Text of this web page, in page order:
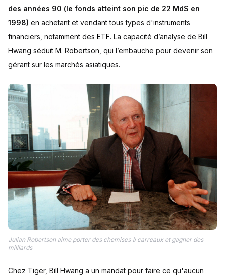
des années 90 (le fonds atteint son pic de 22 Md$ en
1998) en achetant et vendant tous types d'instruments
financiers, notamment des ETF. La capacité d’analyse de Bill
Hwang séduit M. Robertson, qui l’embauche pour devenir son
gérant sur les marchés asiatiques.
Julian Robertson aime porter des chemises à carreaux et gagner des
milliards
Chez Tiger, Bill Hwang a un mandat pour faire ce qu'aucun